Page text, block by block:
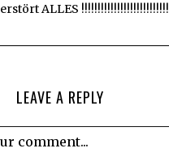
ALLES !!!!!!!!!!!!!!!!!!!!!!!!!!!
LEAVE A REPLY